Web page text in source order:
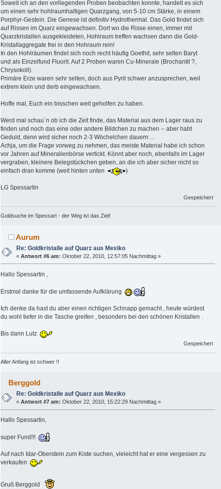
Soweit ich an den vorliegenden Proben beobachten konnte, handelt es sich
um einen sehr hohlraumhaltigen Quarzgang, von 5-10 cm Stärke, in einem
Porphyr-Gestein. Die Genese ist definitiv Hydrothermal. Das Gold findet sich
auf Rissen im Quarz eingewachsen. Dort wo die Risse einen, immer mit
Quarzkristallen ausgekleideten, Hohlraum treffen wachsen dann die Gold-
Kristallaggregate frei in den Hohraum rein!
In den Hohlräumen findet sich noch recht häufig Goethit, sehr selten Baryt
und als Einzelfund Fluorit. Auf 2 Proben waren Cu-Minerale (Brochantit ?,
Chrysokoll).
Primäre Erze waren sehr selten, doch aus Pyrit schwer anzusprechen, weil
extrem klein und derb eingewachsen.
Hoffe mal, Euch ein bisschen weit geholfen zu haben.
Werd mal schau´n ob ich die Zeit finde, das Material aus dem Lager raus zu
finden und noch das eine oder andere Bildchen zu machen -- aber habt
Geduld, denn wird sicher noch 2-3 Wöchelchen dauern ...
Achja, um die Frage vorweg zu nehmen, das meiste Material habe ich schon
vor Jahren auf Mineralienbörse vertickt. Könnt aber noch, ebenfalls im Lager
vergraben, kleinere Belegstückchen geben, an die ich aber sicher nicht so
einfach dran komme (weit hinten unten
)
LG Spessartin
Gespeichert
Goldsuche im Spessart - der Weg ist das Ziel!
Aurum
Re: Goldkristalle auf Quarz aus Mexiko
«Antwort #6 am: Oktober 22, 2010, 12:57:05 Nachmittag »
Hallo Spessartin ,
Erstmal danke für die umfassende Aufklärung
Ich denke da hast du aber einen richtigen Schnapp gemacht , heute würdest
du wohl tiefer in die Tasche greifen , besonders bei den schönen Kristallen .
Bis dann Lutz
Gespeichert
Aller Anfang ist schwer !!
Berggold
Re: Goldkristalle auf Quarz aus Mexiko
«Antwort #7 am: Oktober 22, 2010, 15:22:29 Nachmittag »
Hallo Spessartin,
super Fund!!!
Auf nach Idar-Oberstein zum Kiste suchen, vieleicht hat er eine vergessen zu
verkaufen
Gruß Berggold